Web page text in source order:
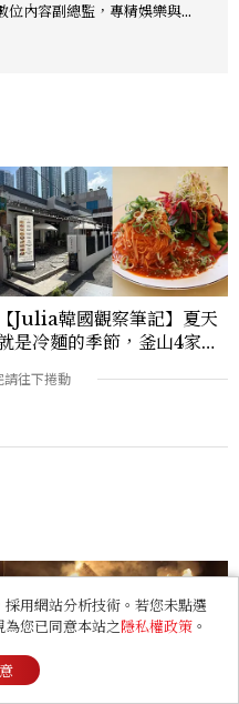
內容副總監，專精娛樂與
【Julia韓國觀察筆記】夏天
是冷麵的季節，釜山4家必
史詩寫什麼？特洛伊戰爭真
發生過？「奧德修斯」為何
家這麼難？
用網站分析技術。若您未點選
為您已同意本站之隱私權政策 。